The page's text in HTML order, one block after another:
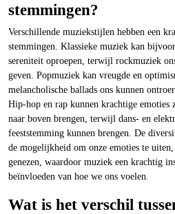
stemmingen?
Verschillende muziekstijlen hebben een
stemmingen. Klassieke muziek kan
sereniteit oproepen, terwijl rockmuziek
geven. Popmuziek kan vreugde en
melancholische ballads ons kunnen
Hip-hop en rap kunnen krachtige emoties
naar boven brengen, terwijl dans- en
feeststemming kunnen brengen. De
de mogelijkheid om onze emoties te
genezen, waardoor muziek een krachtig
beïnvloeden van hoe we ons voelen.
Wat is het verschil